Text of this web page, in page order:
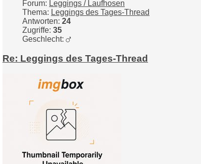
Forum: Leggings / Laufhosen
Thema: Leggings des Tages-Thread
Antworten: 24
Zugriffe: 35
Geschlecht:
Re: Leggings des Tages-Thread